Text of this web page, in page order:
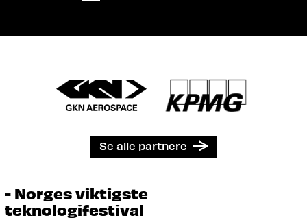
Se alle partnere
- Norges viktigste
teknologifestival